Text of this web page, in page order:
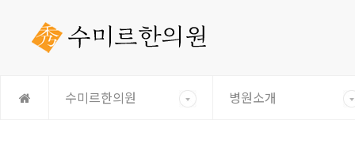
수미르한의원 병원소개